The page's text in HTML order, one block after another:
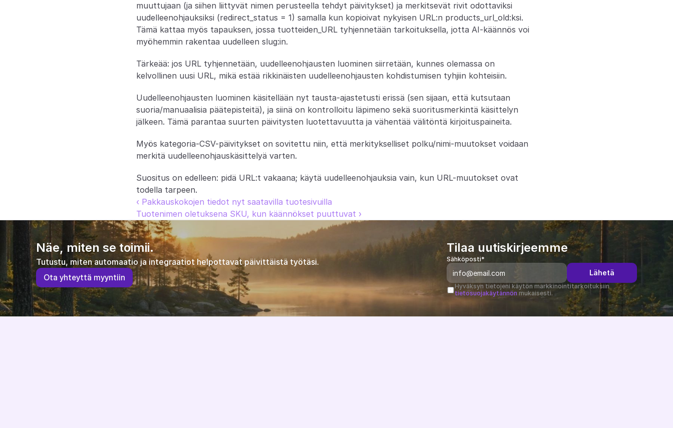
muuttujaan (ja siihen liittyvät nimen perusteella tehdyt päivitykset) ja merkitsevät rivit odottaviksi
uudelleenohjauksiksi (redirect_status = 1) samalla kun kopioivat nykyisen URL:n products_url_old:ksi.
Tämä kattaa myös tapauksen, jossa tuotteiden_URL tyhjennetään tarkoituksella, jotta AI-käännös voi
myöhemmin rakentaa uudelleen slug:in.
Tärkeää: jos URL tyhjennetään, uudelleenohjausten luominen siirretään, kunnes olemassa on
kelvollinen uusi URL, mikä estää rikkinäisten uudelleenohjausten kohdistumisen tyhjiin kohteisiin.
Uudelleenohjausten luominen käsitellään nyt tausta-ajastetusti erissä (sen sijaan, että kutsutaan
suoria/manuaalisia päätepisteitä), ja siinä on kontrolloitu läpimeno sekä suoritusmerkintä käsittelyn
jälkeen. Tämä parantaa suurten päivitysten luotettavuutta ja vähentää välitöntä kirjoituspaineita.
Myös kategoria-CSV-päivitykset on sovitettu niin, että merkitykselliset polku/nimi-muutokset voidaan
merkitä uudelleenohjauskäsittelyä varten.
Suositus on edelleen: pidä URL:t vakaana; käytä uudelleenohjauksia vain, kun URL-muutokset ovat
todella tarpeen.
‹ Pakkauskokojen tiedot nyt saatavilla tuotesivuilla
Tuotenimen oletuksena SKU, kun käännökset puuttuvat ›
Näe, miten se toimii.
Tutustu, miten automaatio ja integraatiot helpottavat päivittäistä työtäsi.
Ota yhteyttä myyntiin
Tilaa uutiskirjeemme
Sähköposti*
Lähetä
Hyväksyn tietojeni käytön markkinointitarkoituksiin
tietosuojakäytännön mukaisesti.